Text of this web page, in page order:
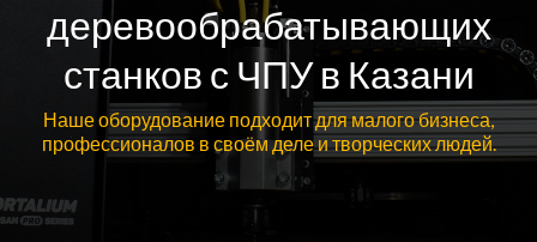
деревообрабатывающих
станков с ЧПУ в Казани
Наше оборудование подходит для малого бизнеса,
профессионалов в своём деле и творческих людей.